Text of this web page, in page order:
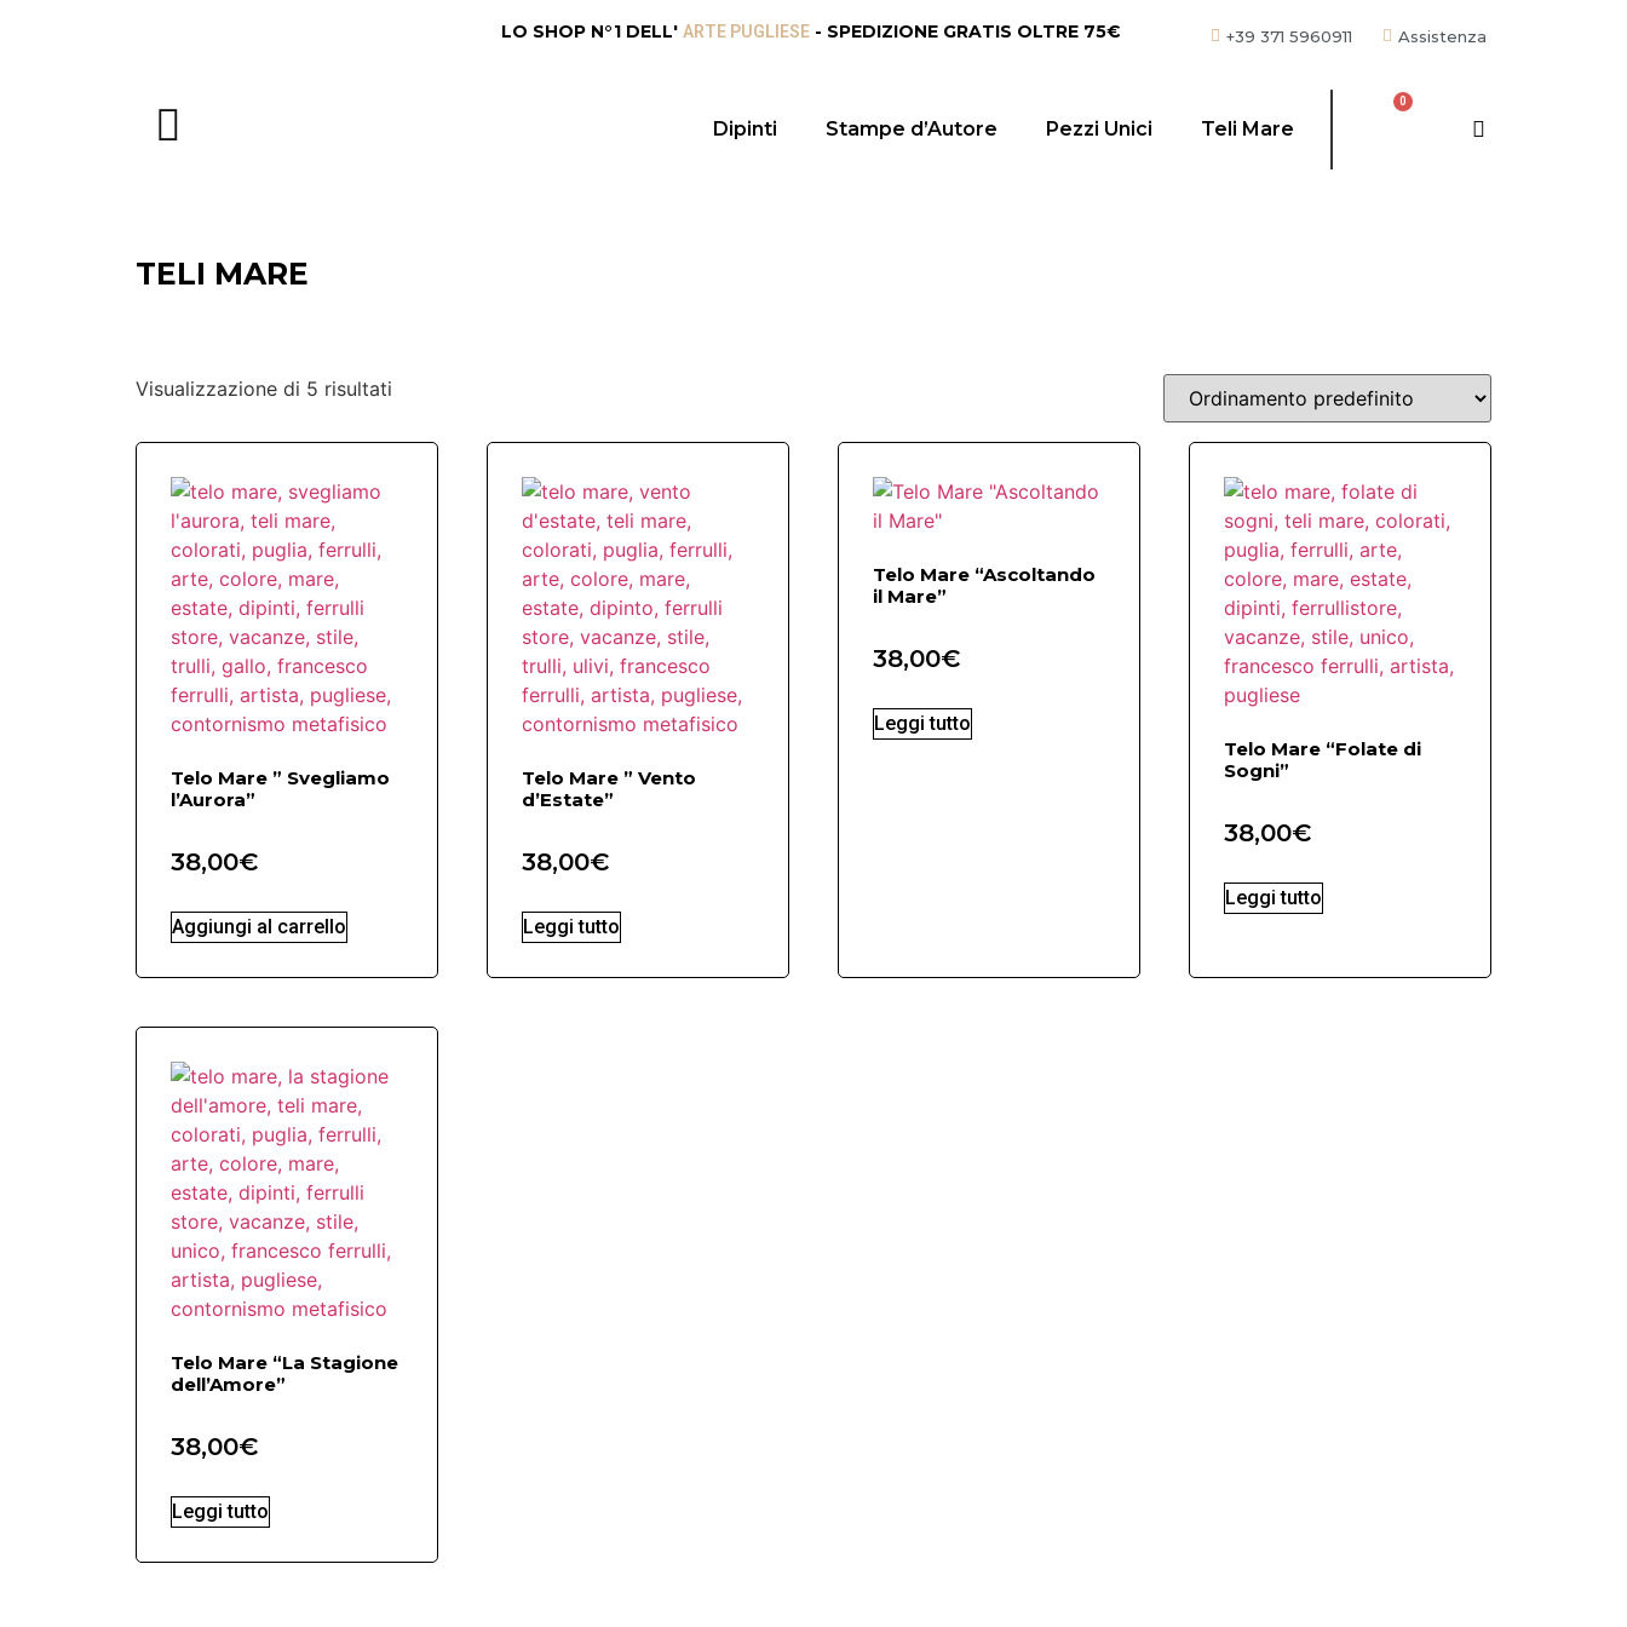
LO SHOP N°1 DELL' ARTE PUGLIESE - SPEDIZIONE GRATIS OLTRE 75€ +39 371 5960911 Assistenza
Dipinti Stampe d’Autore Pezzi Unici Teli Mare
TELI MARE
Visualizzazione di 5 risultati
Telo Mare ” Svegliamo
l’Aurora”
38,00€
Aggiungi al carrello
Telo Mare ” Vento
d’Estate”
38,00€
Leggi tutto
Telo Mare “Ascoltando
il Mare”
38,00€
Leggi tutto
Telo Mare “Folate di
Sogni”
38,00€
Leggi tutto
Telo Mare “La Stagione
dell’Amore”
38,00€
Leggi tutto